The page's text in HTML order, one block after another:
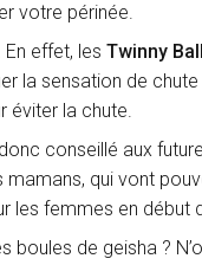
votre périnée.
effet, les Twinny
la sensation de
éviter la chute.
conseillé aux
mamans, qui vont
les femmes en début
boules de geisha ?